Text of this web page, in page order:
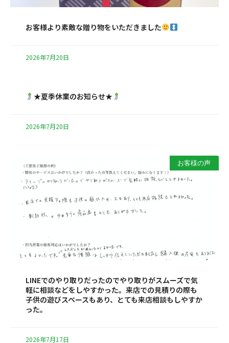
お客様より素敵な贈り物をいただきました
2026年7月20日
★夏季休業のお知らせ★
2026年7月20日
お客様の声
LINEでのやり取りだったのでやり取りがスムーズで気
軽に相談などをしやすかった。来店での見積りの際も
子供の遊びスペースもあり、とても来店相談もしやすか
った。
2026年7月17日